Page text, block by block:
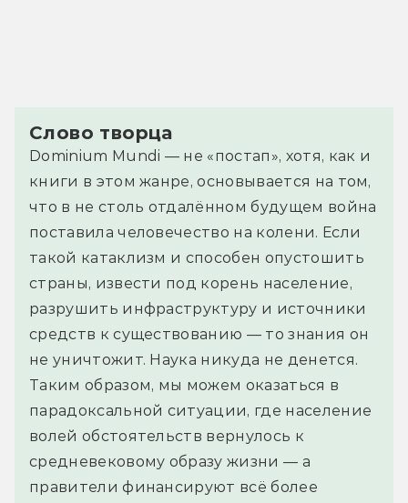
Слово творца
Dominium Mundi — не «постап», хотя, как и
книги в этом жанре, основывается на том,
что в не столь отдалённом будущем война
поставила человечество на колени. Если
такой катаклизм и способен опустошить
страны, извести под корень население,
разрушить инфраструктуру и источники
средств к существованию — то знания он
не уничтожит. Наука никуда не денется.
Таким образом, мы можем оказаться в
парадоксальной ситуации, где население
волей обстоятельств вернулось к
средневековому образу жизни — а
правители финансируют всё более